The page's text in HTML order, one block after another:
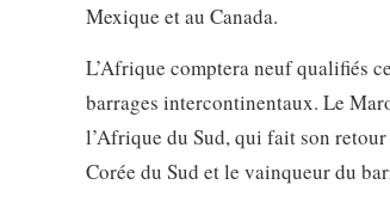
Mexique et au Canada.
L’Afrique comptera neuf qualifiés
barrages intercontinentaux. Le
l’Afrique du Sud, qui fait son
Corée du Sud et le vainqueur du